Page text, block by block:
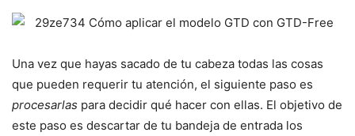
Una vez que hayas sacado de tu cabeza todas las cosas
que pueden requerir tu atención, el siguiente paso es
procesarlas para decidir qué hacer con ellas. El objetivo de
este paso es descartar de tu bandeja de entrada los